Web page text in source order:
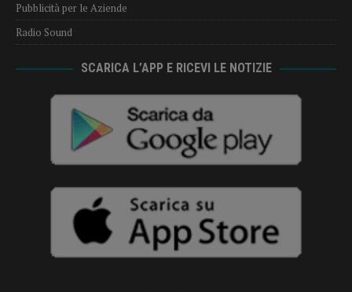
Pubblicità per le Aziende
Radio Sound
SCARICA L’APP E RICEVI LE NOTIZIE